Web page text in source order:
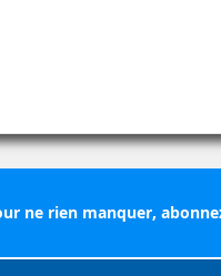
ne rien manquer,